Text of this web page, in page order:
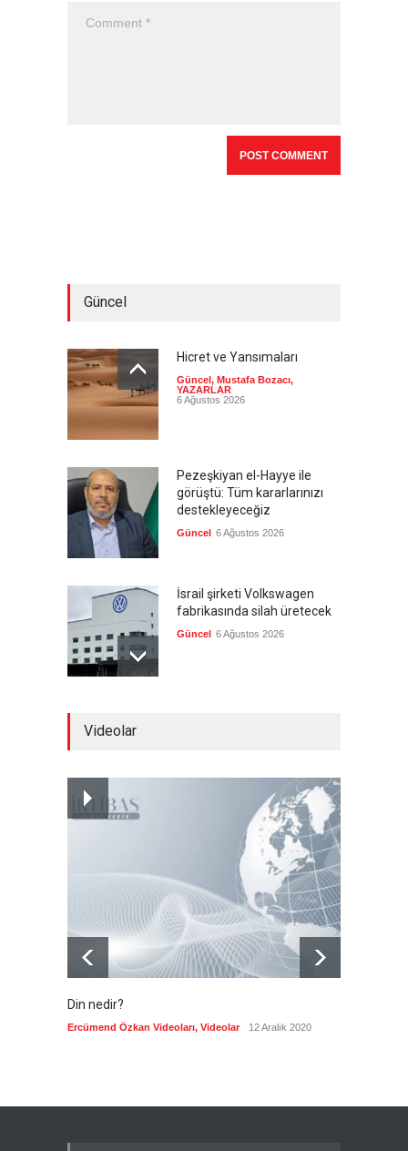
Güncel
Hicret ve Yansımaları
Güncel , Mustafa Bozacı,
YAZARLAR
6 Ağustos 2026
Pezeşkiyan el-Hayye ile
görüştü: Tüm kararlarınızı
destekleyeceğiz
Güncel 6 Ağustos 2026
İsrail şirketi Volkswagen
fabrikasında silah üretecek
Güncel 6 Ağustos 2026
Siyonist katil, İran'a tek
başına saldırmaktan söz etti
6 Ağustos 2026
Videolar
Din nedir?
Ercümend Özkan Videoları, Videolar 12 Aralık 2020